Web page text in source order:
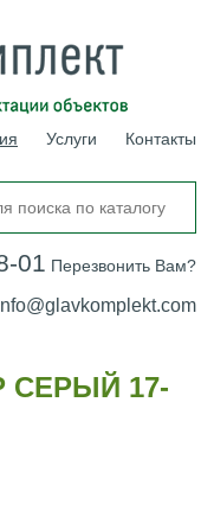
Услуги Контакты
01 Перезвонить Вам?
СЕРЫЙ 17-